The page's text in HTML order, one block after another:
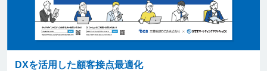
DXを活用した顧客接点最適化